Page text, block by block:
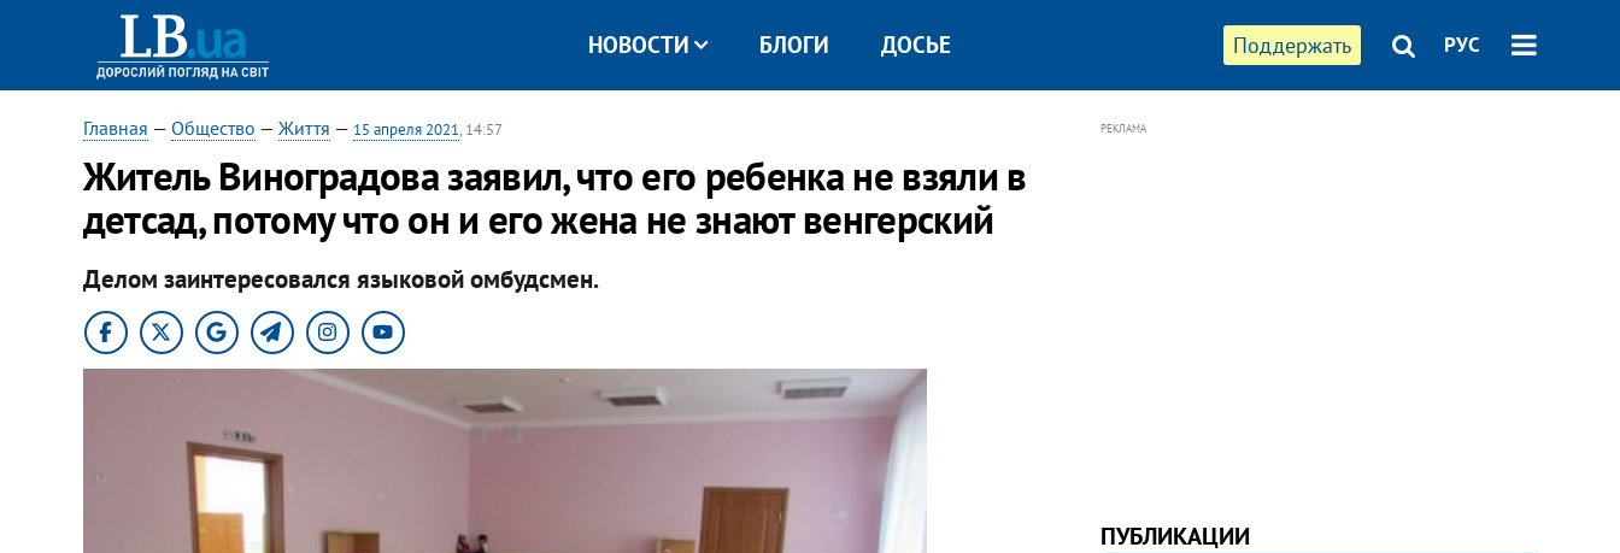
Поддержать РУС
НОВОСТИ БЛОГИ ДОСЬЕ
Главная — Общество — Життя — 15 апреля 2021, 14:57
​Житель Виноградова заявил, что его ребенка не взяли в
детсад, потому что он и его жена не знают венгерский
Делом заинтересовался языковой омбудсмен.
РЕКЛАМА
ПУБЛИКАЦИИ